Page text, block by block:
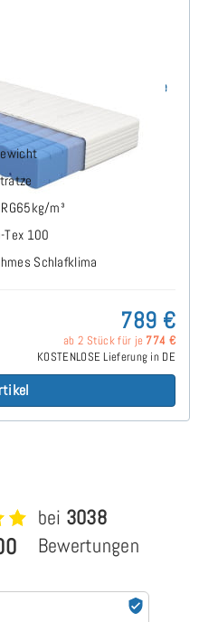
Kaltschaummatratze
m³
Tex 100
Schlafklima
789 €
ab 2 Stück für je 774 €
KOSTENLOSE Lieferung in DE
bei 3038
Bewertungen